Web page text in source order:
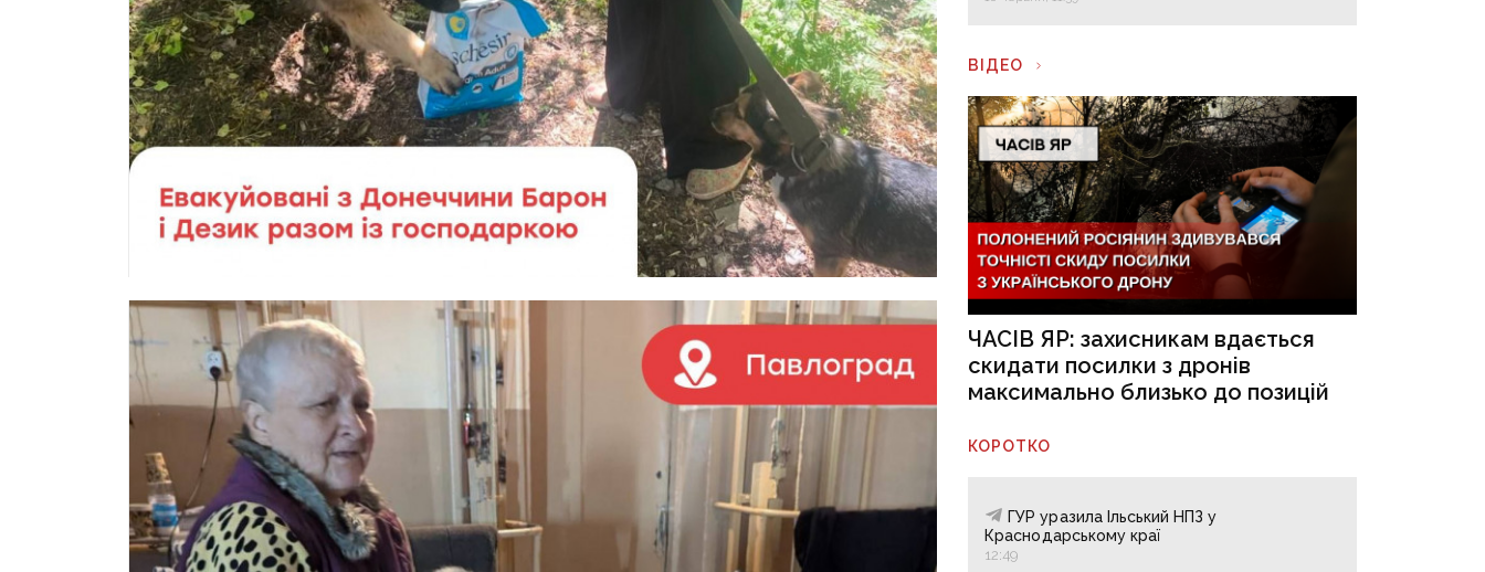
ВІДЕО
ЧАСІВ ЯР: захисникам вдається
скидати посилки з дронів
максимально близько до позицій
КОРОТКО
ГУР уразила Ільський НПЗ у
Краснодарському краї
12:49